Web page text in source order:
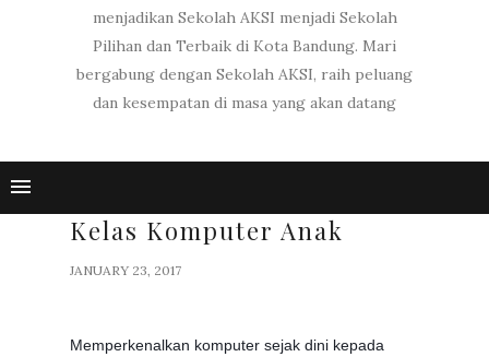
menjadikan Sekolah AKSI menjadi Sekolah
Pilihan dan Terbaik di Kota Bandung. Mari
bergabung dengan Sekolah AKSI, raih peluang
dan kesempatan di masa yang akan datang
Kelas Komputer Anak
JANUARY 23, 2017
Memperkenalkan komputer sejak dini kepada